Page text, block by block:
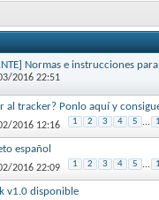
Normas e instrucciones
2016 22:51
al tracker? Ponlo aquí y
2016 12:16 1 2 3 4 5 ...
español
2016 22:09 1 2 3 4 5 ...
v1.0 disponible